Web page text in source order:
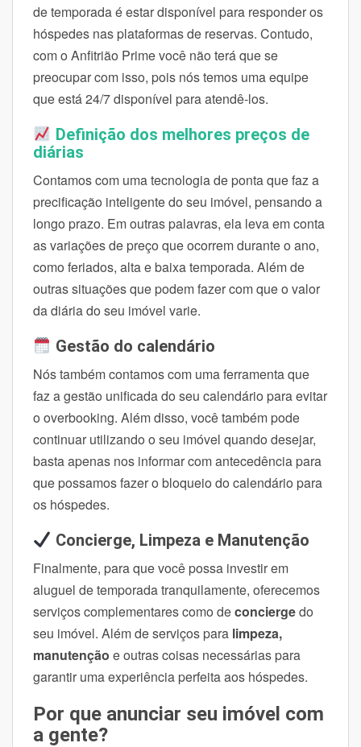
de temporada é estar disponível para responder os
hóspedes nas plataformas de reservas. Contudo,
com o Anfitrião Prime você não terá que se
preocupar com isso, pois nós temos uma equipe
que está 24/7 disponível para atendê-los.
Definição dos melhores preços de
diárias
Contamos com uma tecnologia de ponta que faz a
precificação inteligente do seu imóvel, pensando a
longo prazo. Em outras palavras, ela leva em conta
as variações de preço que ocorrem durante o ano,
como feriados, alta e baixa temporada. Além de
outras situações que podem fazer com que o valor
da diária do seu imóvel varie.
Gestão do calendário
Nós também contamos com uma ferramenta que
faz a gestão unificada do seu calendário para evitar
o overbooking. Além disso, você também pode
continuar utilizando o seu imóvel quando desejar,
basta apenas nos informar com antecedência para
que possamos fazer o bloqueio do calendário para
os hóspedes.
Concierge, Limpeza e Manutenção
Finalmente, para que você possa investir em
aluguel de temporada tranquilamente, oferecemos
serviços complementares como deconciergedo
seu imóvel. Além de serviços para limpeza,
manutenção e outras coisas necessárias para
garantir uma experiência perfeita aos hóspedes.
Por que anunciar seu imóvel com
a gente?